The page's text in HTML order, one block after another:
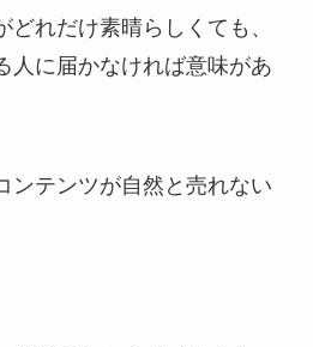
れだけ素晴らしくても、
人に届かなければ意味があ
ンテンツが自然と売れない